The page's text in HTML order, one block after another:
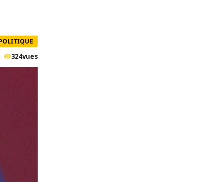
324vues